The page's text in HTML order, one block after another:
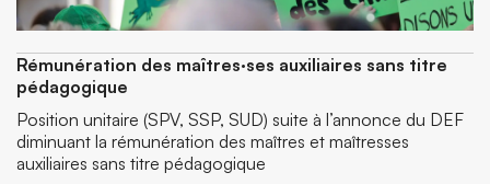
Rémunération des maîtres·ses auxiliaires sans titre
pédagogique
Position unitaire (SPV, SSP, SUD) suite à l’annonce du DEF
diminuant la rémunération des maîtres et maîtresses
auxiliaires sans titre pédagogique